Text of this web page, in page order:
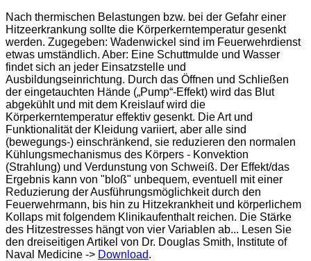
Nach thermischen Belastungen bzw. bei der Gefahr einer
Hitzeerkrankung sollte die Körperkerntemperatur gesenkt
werden. Zugegeben: Wadenwickel sind im Feuerwehrdienst
etwas umständlich. Aber: Eine Schuttmulde und Wasser
findet sich an jeder Einsatzstelle und
Ausbildungseinrichtung. Durch das Öffnen und Schließen
der eingetauchten Hände („Pump“-Effekt) wird das Blut
abgekühlt und mit dem Kreislauf wird die
Körperkerntemperatur effektiv gesenkt. Die Art und
Funktionalität der Kleidung variiert, aber alle sind
(bewegungs-) einschränkend, sie reduzieren den normalen
Kühlungsmechanismus des Körpers - Konvektion
(Strahlung) und Verdunstung von Schweiß. Der Effekt/das
Ergebnis kann von "bloß" unbequem, eventuell mit einer
Reduzierung der Ausführungsmöglichkeit durch den
Feuerwehrmann, bis hin zu Hitzekrankheit und körperlichem
Kollaps mit folgendem Klinikaufenthalt reichen. Die Stärke
des Hitzestresses hängt von vier Variablen ab... Lesen Sie
den dreiseitigen Artikel von Dr. Douglas Smith, Institute of
Naval Medicine -> Download.